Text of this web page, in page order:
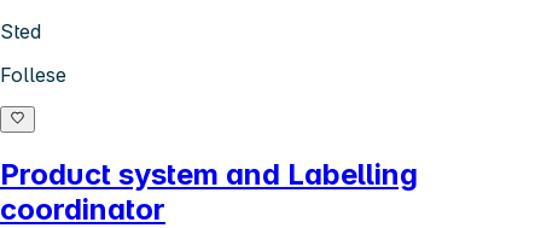
Sted
Follese
Product system and Labelling
coordinator